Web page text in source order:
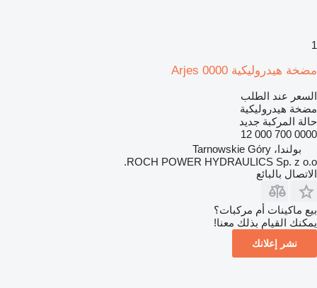
1
مضخة هيدروليكية Arjes 0000
السعر عند الطلب
مضخة هيدروليكية
حالة المركبة جديد
0000 700 000 12
بولندا، Tarnowskie Góry
ROCH POWER HYDRAULICS Sp. z o.o.
الاتصال بالبائع
بيع ماكينات أم مركبات؟
يمكنك القيام بذلك معنا!
نشر إعلانك